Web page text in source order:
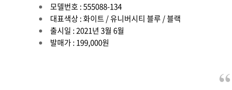
모델번호 : 555088-134
대표색상 : 화이트 / 유니버시티 블루 / 블랙
출시일 : 2021년 3월 6월
발매가 : 199,000원